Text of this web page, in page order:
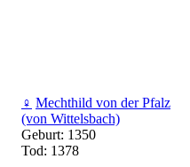
♀ Mechthild von der Pfalz
(von Wittelsbach)
Geburt: 1350
Tod: 1378